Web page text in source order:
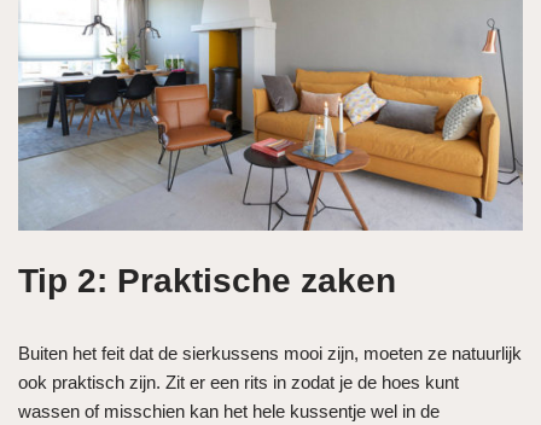
Tip 2: Praktische zaken
Buiten het feit dat de sierkussens mooi zijn, moeten ze natuurlijk
ook praktisch zijn. Zit er een rits in zodat je de hoes kunt
wassen of misschien kan het hele kussentje wel in de